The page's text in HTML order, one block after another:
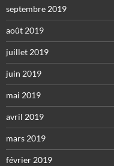
septembre 2019
août 2019
juillet 2019
juin 2019
mai 2019
avril 2019
mars 2019
février 2019